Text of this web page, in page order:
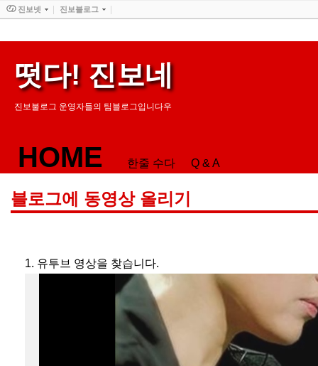
떳다! 진보네
진보불로그 운영자들의 팀블로그입니다우
HOME 한줄 수다 Q & A
블로그에 동영상 올리기
1. 유투브 영상을 찾습니다.
진보넷 진보블로그